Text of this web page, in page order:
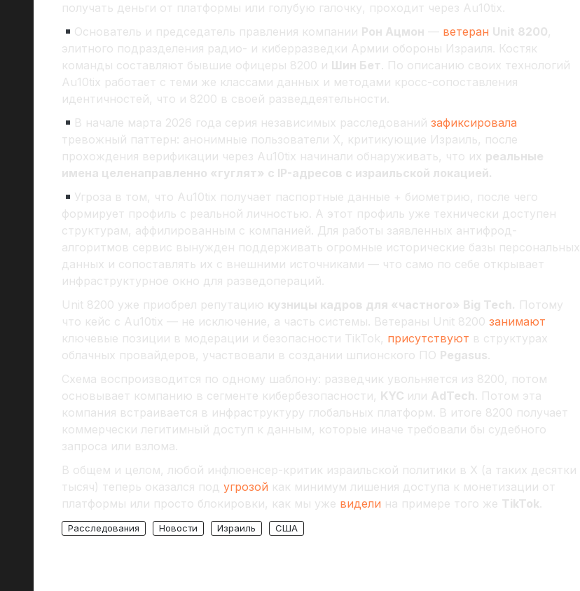
получать деньги от платформы или голубую галочку, проходит через Au10tix.
Основатель и председатель правления компании Рон Ацмон — ветеран Unit 8200,
элитного подразделения радио- и киберразведки Армии обороны Израиля. Костяк
команды составляют бывшие офицеры 8200 и Шин Бет. По описанию своих технологий
Au10tix работает с теми же классами данных и методами кросс-сопоставления
идентичностей, что и 8200 в своей разведдеятельности.
В начале марта 2026 года серия независимых расследованийзафиксировала
тревожный паттерн: анонимные пользователи X, критикующие Израиль, после
прохождения верификации через Au10tix начинали обнаруживать, что их реальные
имена целенаправленно «гуглят» с IP-адресов с израильской локацией.
Угроза в том, что Au10tix получает паспортные данные + биометрию, после чего
формирует профиль с реальной личностью. А этот профиль уже технически доступен
структурам, аффилированным с компанией. Для работы заявленных антифрод-
алгоритмов сервис вынужден поддерживать огромные исторические базы персональных
данных и сопоставлять их с внешними источниками — что само по себе открывает
инфраструктурное окно для разведопераций.
Unit 8200 уже приобрел репутацию кузницы кадров для «частного» Big Tech. Потому
что кейс с Au10tix — не исключение, а часть системы. Ветераны Unit 8200 занимают
ключевые позиции в модерации и безопасности TikTok, присутствуют в структурах
облачных провайдеров, участвовали в создании шпионского ПО Pegasus.
Схема воспроизводится по одному шаблону: разведчик увольняется из 8200, потом
основывает компанию в сегменте кибербезопасности, KYC или AdTech. Потом эта
компания встраивается в инфраструктуру глобальных платформ. В итоге 8200 получает
коммерчески легитимный доступ к данным, которые иначе требовали бы судебного
запроса или взлома.
В общем и целом, любой инфлюенсер-критик израильской политики в X (а таких десятки
тысяч) теперь оказался под угрозой как минимум лишения доступа к монетизации от
платформы или просто блокировки, как мы уже видели на примере того же TikTok.
Расследования Новости Израиль США